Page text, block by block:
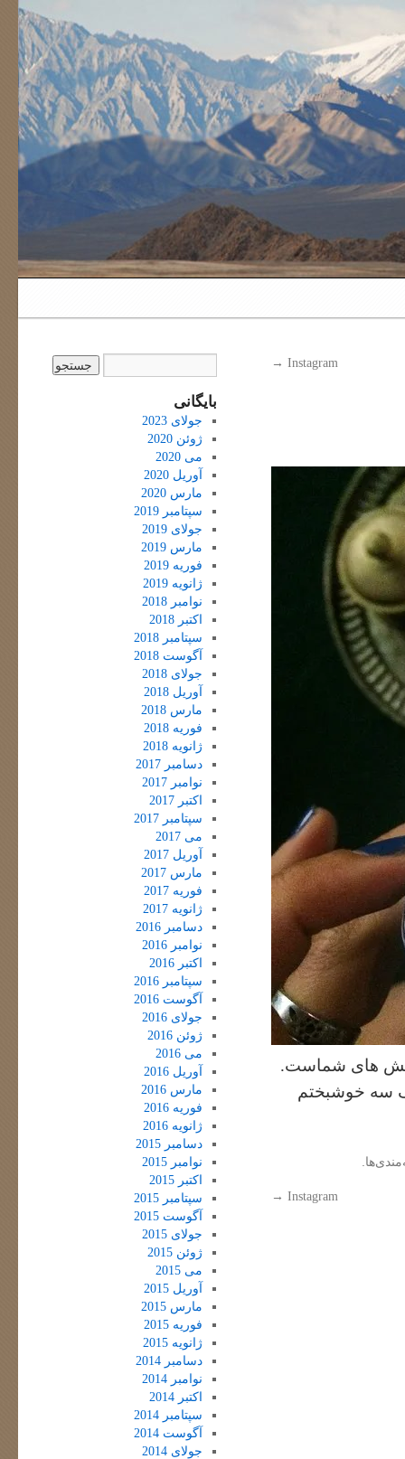
Instagram
→
های شماست.
سه خوشبختم
Instagram
→
بایگانی
جولای 2023
ژوئن 2020
می 2020
آوریل 2020
مارس 2020
سپتامبر 2019
جولای 2019
مارس 2019
فوریه 2019
ژانویه 2019
نوامبر 2018
اکتبر 2018
سپتامبر 2018
آگوست 2018
جولای 2018
آوریل 2018
مارس 2018
فوریه 2018
ژانویه 2018
دسامبر 2017
نوامبر 2017
اکتبر 2017
سپتامبر 2017
می 2017
آوریل 2017
مارس 2017
فوریه 2017
ژانویه 2017
دسامبر 2016
نوامبر 2016
اکتبر 2016
سپتامبر 2016
آگوست 2016
جولای 2016
ژوئن 2016
می 2016
آوریل 2016
مارس 2016
فوریه 2016
ژانویه 2016
دسامبر 2015
نوامبر 2015
اکتبر 2015
سپتامبر 2015
آگوست 2015
جولای 2015
ژوئن 2015
می 2015
آوریل 2015
مارس 2015
فوریه 2015
ژانویه 2015
دسامبر 2014
نوامبر 2014
اکتبر 2014
سپتامبر 2014
آگوست 2014
جولای 2014